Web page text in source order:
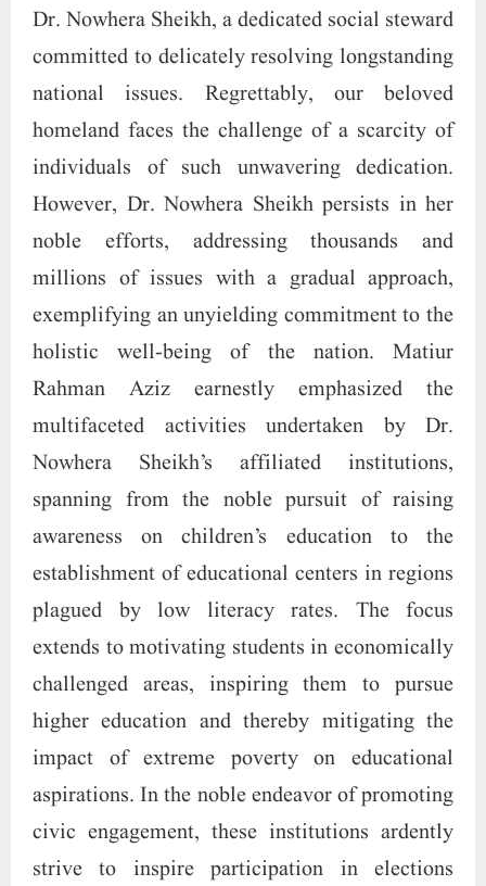
Dr. Nowhera Sheikh, a dedicated social steward
committed to delicately resolving longstanding
national issues. Regrettably, our beloved
homeland faces the challenge of a scarcity of
individuals of such unwavering dedication.
However, Dr. Nowhera Sheikh persists in her
noble efforts, addressing thousands and
millions of issues with a gradual approach,
exemplifying an unyielding commitment to the
holistic well-being of the nation. Matiur
Rahman Aziz earnestly emphasized the
multifaceted activities undertaken by Dr.
Nowhera Sheikh’s affiliated institutions,
spanning from the noble pursuit of raising
awareness on children’s education to the
establishment of educational centers in regions
plagued by low literacy rates. The focus
extends to motivating students in economically
challenged areas, inspiring them to pursue
higher education and thereby mitigating the
impact of extreme poverty on educational
aspirations. In the noble endeavor of promoting
civic engagement, these institutions ardently
strive to inspire participation in elections